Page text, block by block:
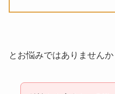
とお悩みではありませんか